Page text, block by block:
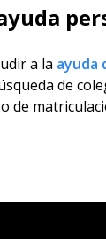
a la ayuda
de
de